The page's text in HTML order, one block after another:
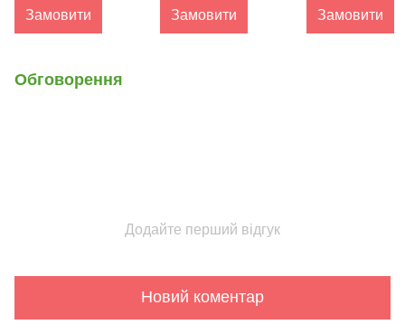
uPM60V та uPM100V
Замовити Замовити Замовити
Обговорення
Додайте перший відгук
Новий коментар